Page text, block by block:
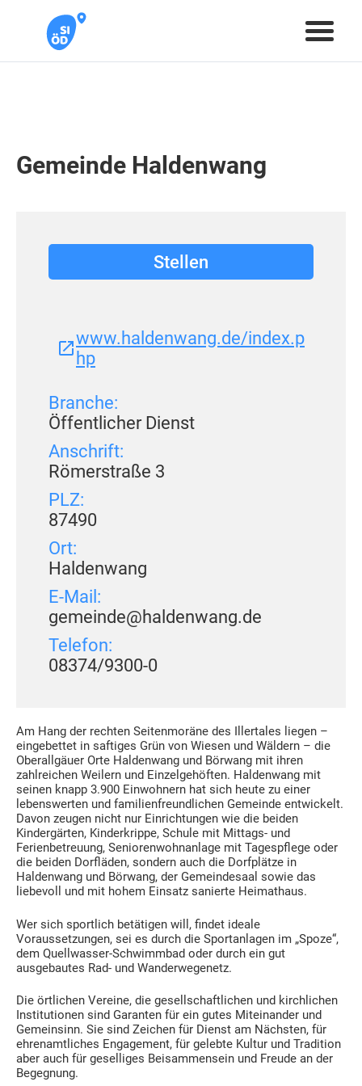
Gemeinde Haldenwang
Am Hang der rechten Seitenmoräne des Illertales liegen –
eingebettet in saftiges Grün von Wiesen und Wäldern – die
Oberallgäuer Orte Haldenwang und Börwang mit ihren
zahlreichen Weilern und Einzelgehöften. Haldenwang mit
seinen knapp 3.900 Einwohnern hat sich heute zu einer
lebenswerten und familienfreundlichen Gemeinde entwickelt.
Davon zeugen nicht nur Einrichtungen wie die beiden
Kindergärten, Kinderkrippe, Schule mit Mittags- und
Ferienbetreuung, Seniorenwohnanlage mit Tagespflege oder
die beiden Dorfläden, sondern auch die Dorfplätze in
Haldenwang und Börwang, der Gemeindesaal sowie das
liebevoll und mit hohem Einsatz sanierte Heimathaus.
Wer sich sportlich betätigen will, findet ideale
Voraussetzungen, sei es durch die Sportanlagen im „Spoze“,
dem Quellwasser-Schwimmbad oder durch ein gut
ausgebautes Rad- und Wanderwegenetz.
Die örtlichen Vereine, die gesellschaftlichen und kirchlichen
Institutionen sind Garanten für ein gutes Miteinander und
Gemeinsinn. Sie sind Zeichen für Dienst am Nächsten, für
ehrenamtliches Engagement, für gelebte Kultur und Tradition
aber auch für geselliges Beisammensein und Freude an der
Begegnung.
Stellen
www.haldenwang.de/index.p
hp
Branche:
Öffentlicher Dienst
Anschrift:
Römerstraße 3
PLZ:
87490
Ort:
Haldenwang
E-Mail:
gemeinde@haldenwang.de
Telefon:
08374/9300-0